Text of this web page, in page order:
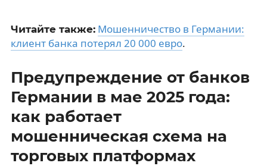
Читайте также: Мошенничество в Германии:
клиент банка потерял 20 000 евро.
Предупреждение от банков
Германии в мае 2025 года:
как работает
мошенническая схема на
торговых платформах